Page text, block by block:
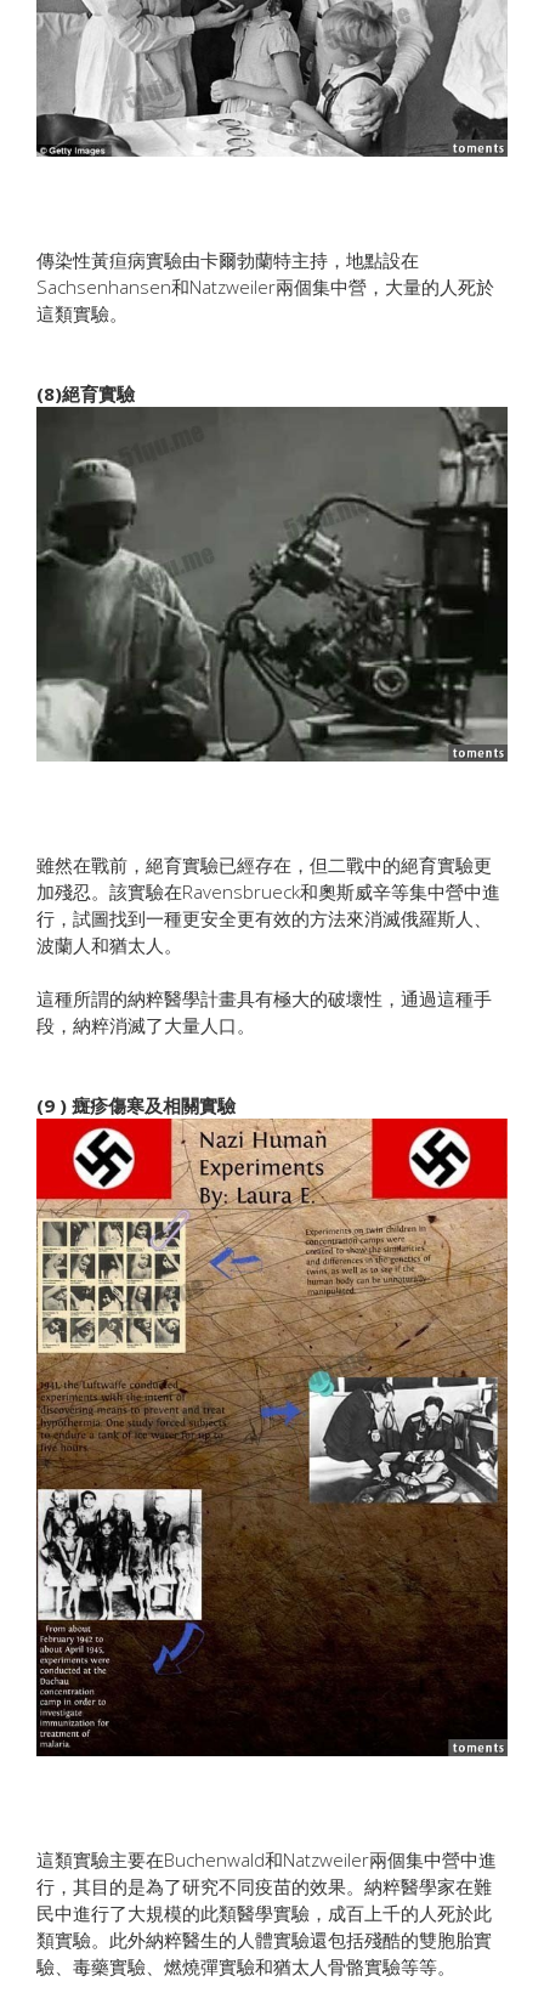
傳染性黃疸病實驗由卡爾勃蘭特主持，地點設在
Sachsenhansen和Natzweiler兩個集中營，大量的人死於
這類實驗。
(8)絕育實驗
雖然在戰前，絕育實驗已經存在，但二戰中的絕育實驗更
加殘忍。該實驗在Ravensbrueck和奧斯威辛等集中營中進
行，試圖找到一種更安全更有效的方法來消滅俄羅斯人、
波蘭人和猶太人。
這種所謂的納粹醫學計畫具有極大的破壞性，通過這種手
段，納粹消滅了大量人口。
(9 ) 癍疹傷寒及相關實驗
這類實驗主要在Buchenwald和Natzweiler兩個集中營中進
行，其目的是為了研究不同疫苗的效果。納粹醫學家在難
民中進行了大規模的此類醫學實驗，成百上千的人死於此
類實驗。此外納粹醫生的人體實驗還包括殘酷的雙胞胎實
驗、毒藥實驗、燃燒彈實驗和猶太人骨骼實驗等等。